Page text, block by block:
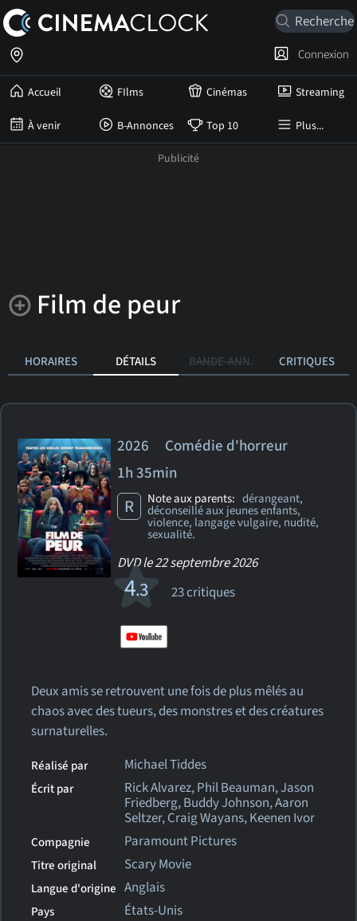
Accueil FIlms Cinémas Streaming
À venir B-Annonces Top 10 Plus...
Connexion
Film de peur
HORAIRES DÉTAILS BANDE-ANN. CRITIQUES
2026 Comédie d'horreur
1h 35min
R Note aux parents: dérangeant,
déconseillé aux jeunes enfants,
violence, langage vulgaire, nudité,
sexualité.
DVD le 22 septembre 2026
4.3 23 critiques
Deux amis se retrouvent une fois de plus mêlés au
chaos avec des tueurs, des monstres et des créatures
surnaturelles.
Réalisé par Michael Tiddes
Écrit par Rick Alvarez, Phil Beauman, Jason
Friedberg, Buddy Johnson, Aaron
Seltzer, Craig Wayans, Keenen Ivor
Compagnie Paramount Pictures
Titre original Scary Movie
Langue d'origine Anglais
Pays États-Unis